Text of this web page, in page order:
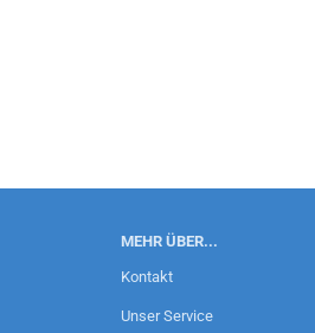
MEHR ÜBER...
Kontakt
Unser Service